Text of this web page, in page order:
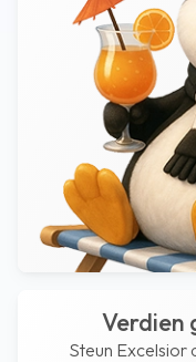
Verdien
Steun Excelsior